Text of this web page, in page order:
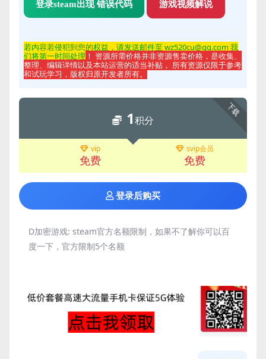
登录steam出现 错误代码 游戏视频解说
若内容若侵犯到您的权益，请发送邮件至 wz520cu@qq.com 我
们将第一时间处理 ！ 资源所需价格并非资源售卖价格，是收集、
整理、编辑详情以及本站运营的适当补贴， 所有资源仅限于参考
和试玩学习，版权归原开发者所有。
下载
1积分
vip
免费
svip会员
免费
登录后购买
D加密游戏: steam官方名额限制，如果不了解你可以百
度一下，官方限制5个名额